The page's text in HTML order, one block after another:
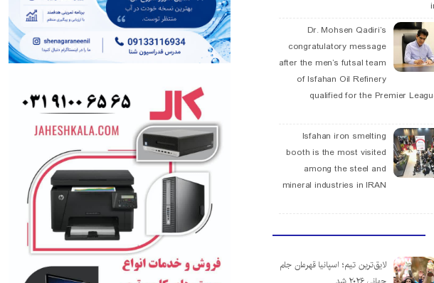
Dr. Mohsen Qadiri’s
congratulatory message
after the men’s futsal team
of Isfahan Oil Refinery
qualified for the Premier
Isfahan iron smelting
booth is the most visited
among the steel and
mineral industries in IRAN
لایق‌ترین تیم؛ اسپانیا قهرمان جام